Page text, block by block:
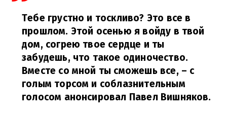
Тебе грустно и тоскливо? Это все в
прошлом. Этой осенью я войду в твой
дом, согрею твое сердце и ты
забудешь, что такое одиночество.
Вместе со мной ты сможешь все, – с
голым торсом и соблазнительным
голосом анонсировал Павел Вишняков.